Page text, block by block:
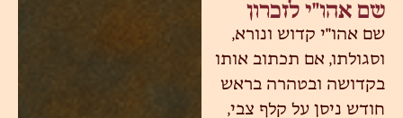
שם אהו"י לזכרון
שם אהו"י קדוש ונורא,
וסגולתו, אם תכתוב אותו
בקדושה ובטהרה בראש
חודש ניסן על קלף צבי,